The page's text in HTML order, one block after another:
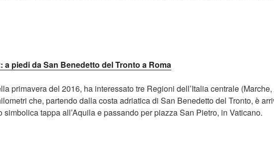
a piedi da San Benedetto del Tronto a Roma
primavera del 2016, ha interessato tre Regioni dell’Italia centrale
che, partendo dalla costa adriatica di San Benedetto del Tronto, è
tappa all’Aquila e passando per piazza San Pietro, in Vaticano.